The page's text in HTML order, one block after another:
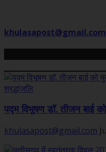
khulasapost@gmail.com
पद्म विभूषण डॉ. तीजन बाई
khulasapost@gmail.com